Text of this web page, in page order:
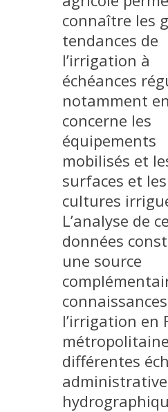
PLATEFORMES EXPÉRIMENTALES
IMPLANTATIONS GÉOGRAPHIQUES
PROJETS EN COURS
PROJETS TERMINÉS
NOS RÉSEAUX SCIENTIFIQUES ET
FORMATION
MASTER
FORMATION CONTINUE
FORMATION DOCTORALE
THÈSES EN COURS
PRODUCTION
MÉTHODES ET OUTILS
LOGICIELS
PUBLICATIONS SUR HAL
connaître les
tendances de
l’irrigation à
échéances
notamment
concerne les
équipements
mobilisés et
surfaces et les
cultures
L’analyse de
données
une source
l’irrigation en
différentes